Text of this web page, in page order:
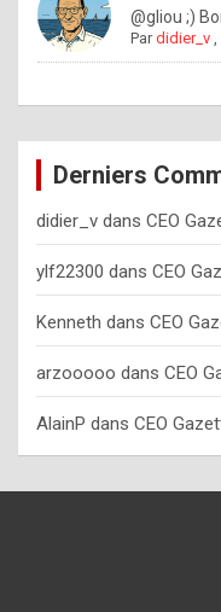
@gliou ;)
Pardidier_v ,
Derniers
didier_v dans CEO
ylf22300 dans CEO
Kenneth dans CEO
arzooooo dans CEO
AlainP dans CEO